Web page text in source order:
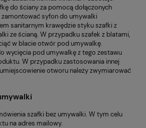
do ściany za pomocą dołączonych
zamontować syfon do umywalki
sanitarnym krawędzie styku szafki z
ze ścianą. W przypadku szafek z blatami,
w blacie otwór pod umywalkę.
wycięcia pod umywalkę z tego zestawu
W przypadku zastosowania innej
otworu należy zwymiarować
szafki bez umywalki. W tym celu
na adres mailowy.